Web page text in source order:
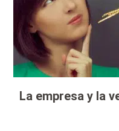
La empresa y la